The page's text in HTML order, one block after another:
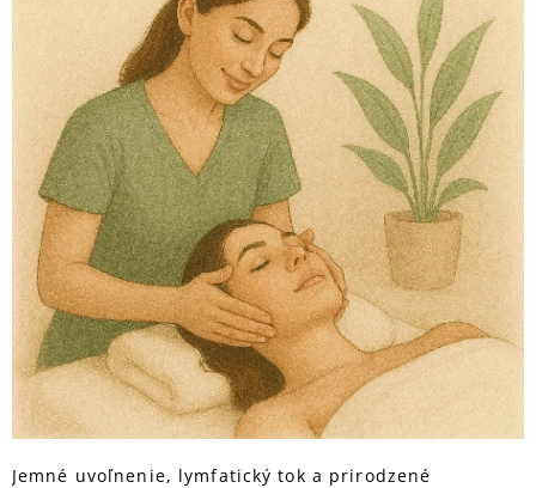
Jemné uvoľnenie, lymfatický tok a prirodzené